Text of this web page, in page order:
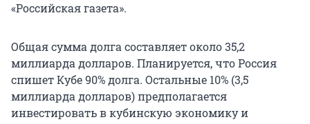
«Российская газета».
Общая сумма долга составляет около 35,2
миллиарда долларов. Планируется, что Россия
спишет Кубе 90% долга. Остальные 10% (3,5
миллиарда долларов) предполагается
инвестировать в кубинскую экономику и